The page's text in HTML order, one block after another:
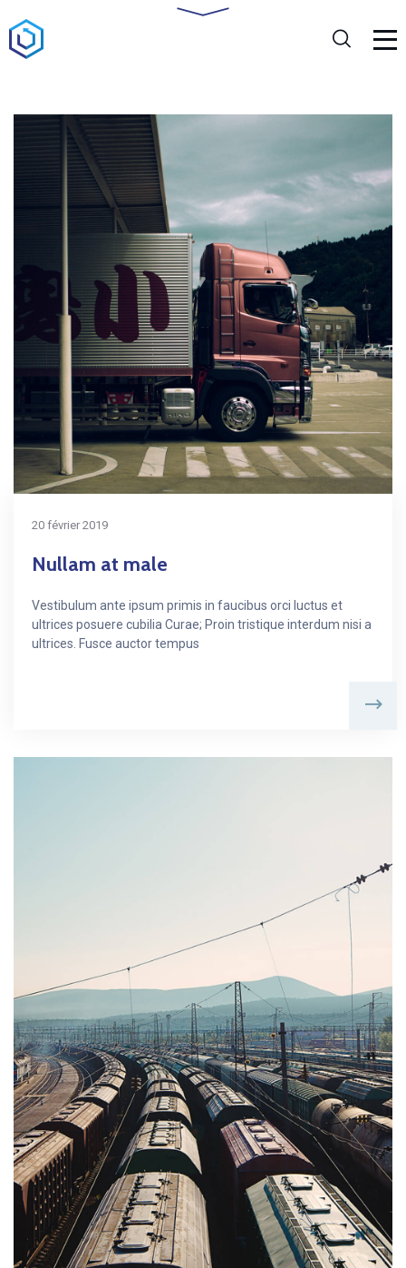
20 février 2019
Nullam at male
Vestibulum ante ipsum primis in faucibus orci luctus et
ultrices posuere cubilia Curae; Proin tristique interdum nisi a
ultrices. Fusce auctor tempus